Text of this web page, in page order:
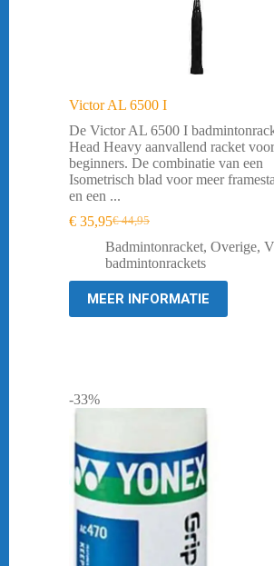
Victor AL 6500 I
De Victor AL 6500 I
Head Heavy aanvallend racket voor
beginners. De combinatie van een
Isometrisch blad voor meer
en een ...
€44,95
Oorspronkelijke
prijs
was:
€ 35,95Huidige
prijs
is:
Badmintonracket, Overige,
badmintonrackets
MEER INFORMATIE
-33%